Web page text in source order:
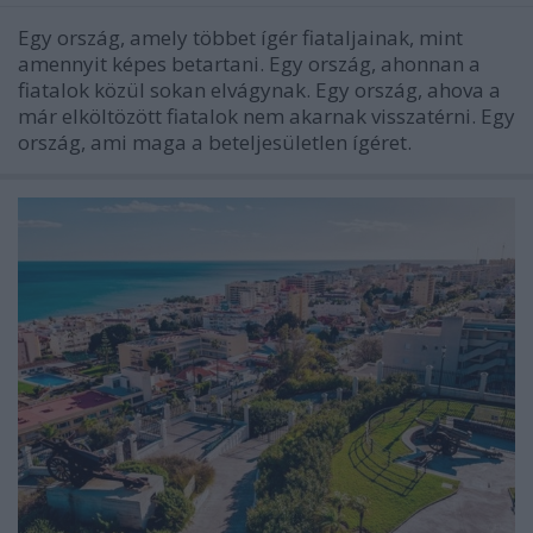
Egy ország, amely többet ígér fiataljainak, mint
amennyit képes betartani. Egy ország, ahonnan a
fiatalok közül sokan elvágynak. Egy ország, ahova a
már elköltözött fiatalok nem akarnak visszatérni. Egy
ország, ami maga a beteljesületlen ígéret.